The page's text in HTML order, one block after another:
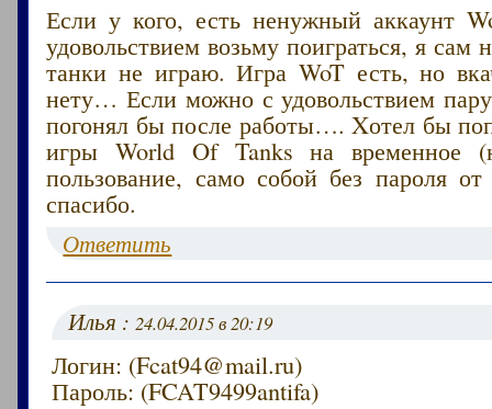
Если у кого, есть ненужный аккаунт
удовольствием возьму поиграться, я сам
танки не играю. Игра WoT есть, но
нету… Если можно с удовольствием
погонял бы после работы…. Xотел бы
игры World Of Tanks на временное
пользование, само собой без пароля
спасибо.
Ответить
Илья :24.04.2015 в 20:19
Логин: (Fcat94@mail.ru)
Пароль: (FCAT9499antifa)